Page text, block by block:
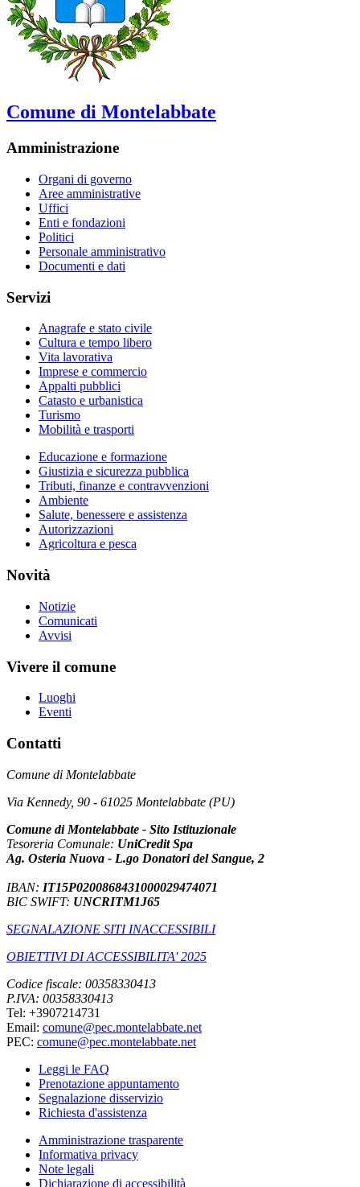
Comune di Montelabbate
Amministrazione
Organi di governo
Aree amministrative
Uffici
Enti e fondazioni
Politici
Personale amministrativo
Documenti e dati
Servizi
Anagrafe e stato civile
Cultura e tempo libero
Vita lavorativa
Imprese e commercio
Appalti pubblici
Catasto e urbanistica
Turismo
Mobilità e trasporti
Educazione e formazione
Giustizia e sicurezza pubblica
Tributi, finanze e contravvenzioni
Ambiente
Salute, benessere e assistenza
Autorizzazioni
Agricoltura e pesca
Novità
Notizie
Comunicati
Avvisi
Vivere il comune
Luoghi
Eventi
Contatti
Comune di Montelabbate
Via Kennedy, 90 - 61025 Montelabbate (PU)
Comune di Montelabbate - Sito Istituzionale
Tesoreria Comunale: UniCredit Spa
Ag. Osteria Nuova - L.go Donatori del Sangue, 2
IBAN: IT15P0200868431000029474071
BIC SWIFT: UNCRITM1J65
SEGNALAZIONE SITI INACCESSIBILI
OBIETTIVI DI ACCESSIBILITA' 2025
Codice fiscale: 00358330413
P.IVA: 00358330413
Tel: +3907214731
Email: comune@pec.montelabbate.net
PEC: comune@pec.montelabbate.net
Leggi le FAQ
Prenotazione appuntamento
Segnalazione disservizio
Richiesta d'assistenza
Amministrazione trasparente
Informativa privacy
Note legali
Dichiarazione di accessibilità